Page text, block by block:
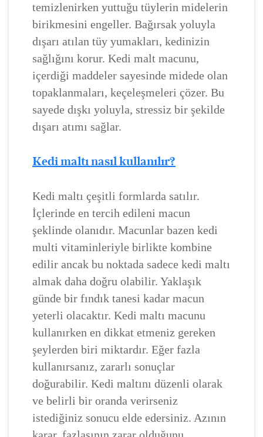
temizlenirken yuttuğu tüylerin midelerin
birikmesini engeller. Bağırsak yoluyla
dışarı atılan tüy yumakları, kedinizin
sağlığını korur. Kedi malt macunu,
içerdiği maddeler sayesinde midede olan
topaklanmaları, keçeleşmeleri çözer. Bu
sayede dışkı yoluyla, stressiz bir şekilde
dışarı atımı sağlar.
Kedi maltı nasıl kullanılır?
Kedi maltı çeşitli formlarda satılır.
İçlerinde en tercih edileni macun
şeklinde olanıdır. Macunlar bazen kedi
multi vitaminleriyle birlikte kombine
edilir ancak bu noktada sadece kedi maltı
almak daha doğru olabilir. Yaklaşık
günde bir fındık tanesi kadar macun
yeterli olacaktır. Kedi maltı macunu
kullanırken en dikkat etmeniz gereken
şeylerden biri miktardır. Eğer fazla
kullanırsanız, zararlı sonuçlar
doğurabilir. Kedi maltını düzenli olarak
ve belirli bir oranda verirseniz
istediğiniz sonucu elde edersiniz. Azının